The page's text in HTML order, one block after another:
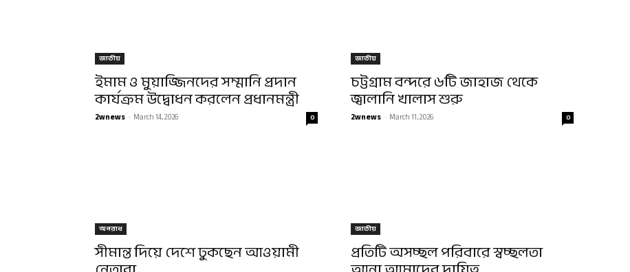
জাতীয়
ইমাম ও মুয়াজ্জিনদের সম্মানি প্রদান
কার্যক্রম উদ্বোধন করলেন প্রধানমন্ত্রী
2wnews - March 14, 2026 0
জাতীয়
চট্টগ্রাম বন্দরে ৬টি জাহাজ থেকে
জ্বালানি খালাস শুরু
2wnews - March 11, 2026 0
অপরাধ
সীমান্ত দিয়ে দেশে ঢুকছেন আওয়ামী
জাতীয়
প্রতিটি অসচ্ছল পরিবারে স্বচ্ছলতা